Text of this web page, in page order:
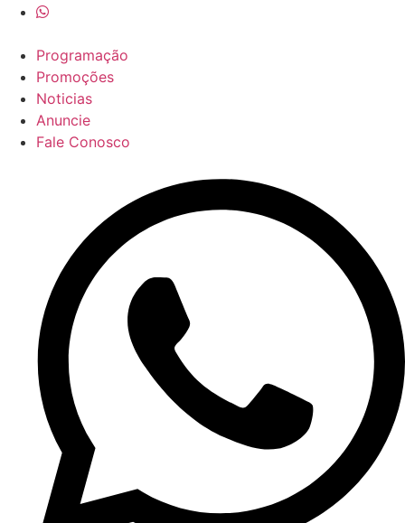
Programação
Promoções
Noticias
Anuncie
Fale Conosco